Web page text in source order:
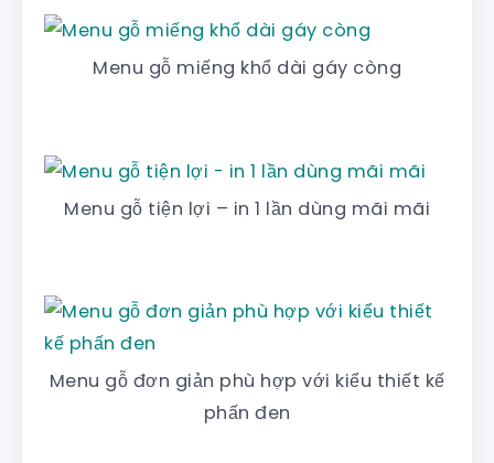
Menu gỗ miếng khổ dài gáy còng
Menu gỗ tiện lợi – in 1 lần dùng mãi mãi
Menu gỗ đơn giản phù hợp với kiểu thiết kế
phấn đen